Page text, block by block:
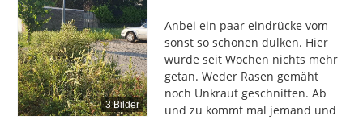
3 Bilder
Anbei ein paar eindrücke vom
sonst so schönen dülken. Hier
wurde seit Wochen nichts mehr
getan. Weder Rasen gemäht
noch Unkraut geschnitten. Ab
und zu kommt mal jemand und